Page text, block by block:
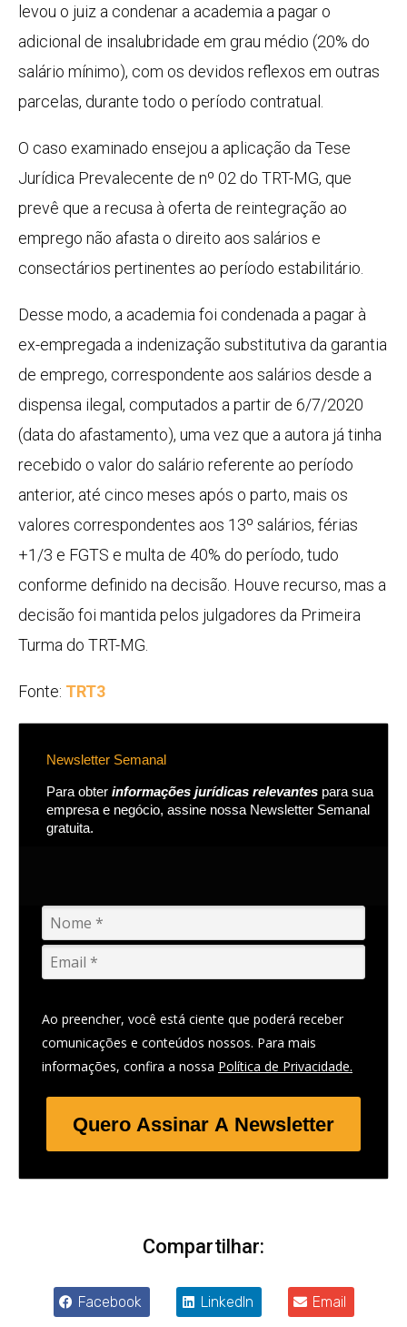
levou o juiz a condenar a academia a pagar o
adicional de insalubridade em grau médio (20% do
salário mínimo), com os devidos reflexos em outras
parcelas, durante todo o período contratual.
O caso examinado ensejou a aplicação da Tese
Jurídica Prevalecente de nº 02 do TRT-MG, que
prevê que a recusa à oferta de reintegração ao
emprego não afasta o direito aos salários e
consectários pertinentes ao período estabilitário.
Desse modo, a academia foi condenada a pagar à
ex-empregada a indenização substitutiva da garantia
de emprego, correspondente aos salários desde a
dispensa ilegal, computados a partir de 6/7/2020
(data do afastamento), uma vez que a autora já tinha
recebido o valor do salário referente ao período
anterior, até cinco meses após o parto, mais os
valores correspondentes aos 13º salários, férias
+1/3 e FGTS e multa de 40% do período, tudo
conforme definido na decisão. Houve recurso, mas a
decisão foi mantida pelos julgadores da Primeira
Turma do TRT-MG.
Fonte: TRT3
Newsletter Semanal
Para obter informações jurídicas relevantes para sua
empresa e negócio, assine nossa Newsletter Semanal
gratuita.
Ao preencher, você está ciente que poderá receber
comunicações e conteúdos nossos. Para mais
informações, confira a nossa Política de Privacidade.
Quero Assinar A Newsletter
Compartilhar:
Facebook LinkedIn Email